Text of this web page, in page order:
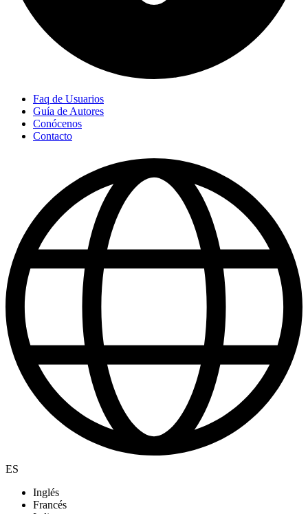
Faq de Usuarios
Guía de Autores
Conócenos
Contacto
ES
Inglés
Francés